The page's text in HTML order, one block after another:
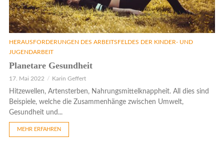
HERAUSFORDERUNGEN DES ARBEITSFELDES DER KINDER- UND
JUGENDARBEIT
Planetare Gesundheit
17. Mai 2022 Karin Geffert
Hitzewellen, Artensterben, Nahrungsmittelknappheit. All dies sind
Beispiele, welche die Zusammenhänge zwischen Umwelt,
Gesundheit und...
MEHR ERFAHREN